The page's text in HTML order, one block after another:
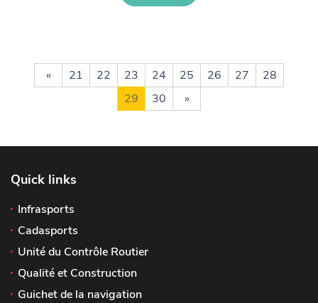
« 21 22 23 24 25 26 27
28
29
30 »
Quick links
Infrasports
Cadasports
Unité du Contrôle Routier
Qualité et Construction
Guichet de la navigation